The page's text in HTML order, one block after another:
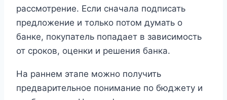
рассмотрение. Если сначала подписать
предложение и только потом думать о
банке, покупатель попадает в зависимость
от сроков, оценки и решения банка.
На раннем этапе можно получить
предварительное понимание по бюджету и